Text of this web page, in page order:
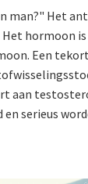
man?" Het
hormoon
Een
aan
serieus